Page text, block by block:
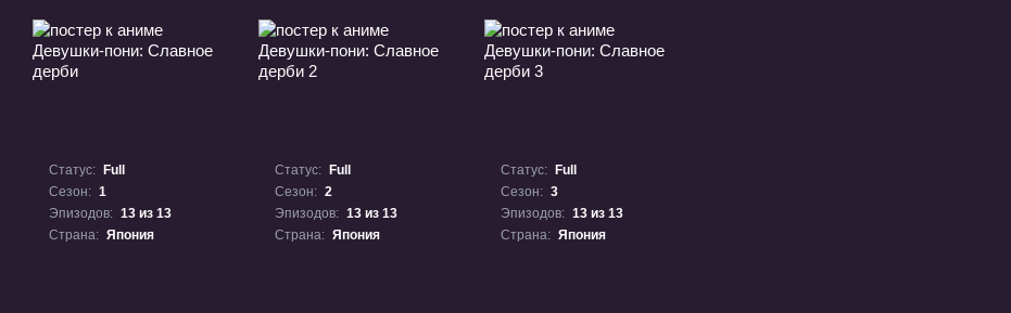
Статус:
Full
Сезон: 1
Эпизодов: 13 из 13
Страна: Япония
Статус:
Full
Сезон: 2
Эпизодов: 13 из 13
Страна: Япония
Статус:
Full
Сезон: 3
Эпизодов: 13 из 13
Страна: Япония